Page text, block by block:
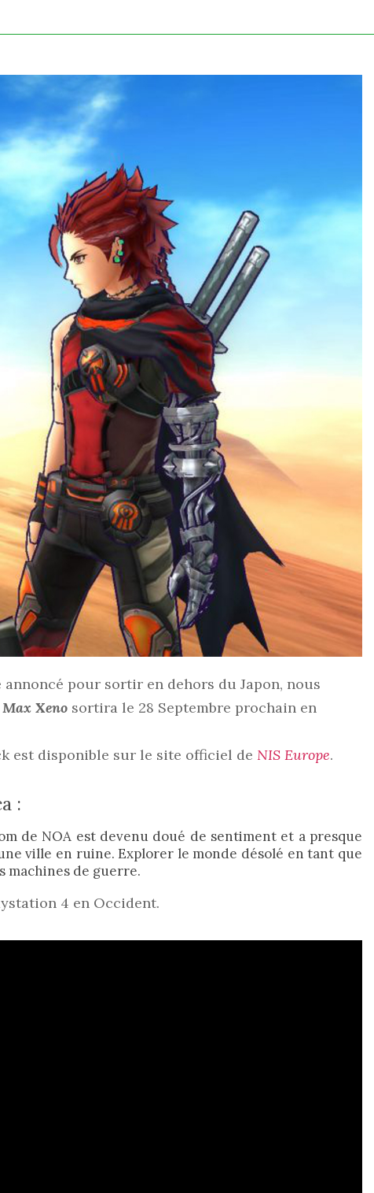
pour sortir en dehors du Japon, nous
Xeno sortira le 28 Septembre prochain en
est disponible sur le site officiel de NIS Europe.
:
de NOA est devenu doué de sentiment et a presque
ville en ruine. Explorer le monde désolé en tant que
machines de guerre.
4 en Occident.